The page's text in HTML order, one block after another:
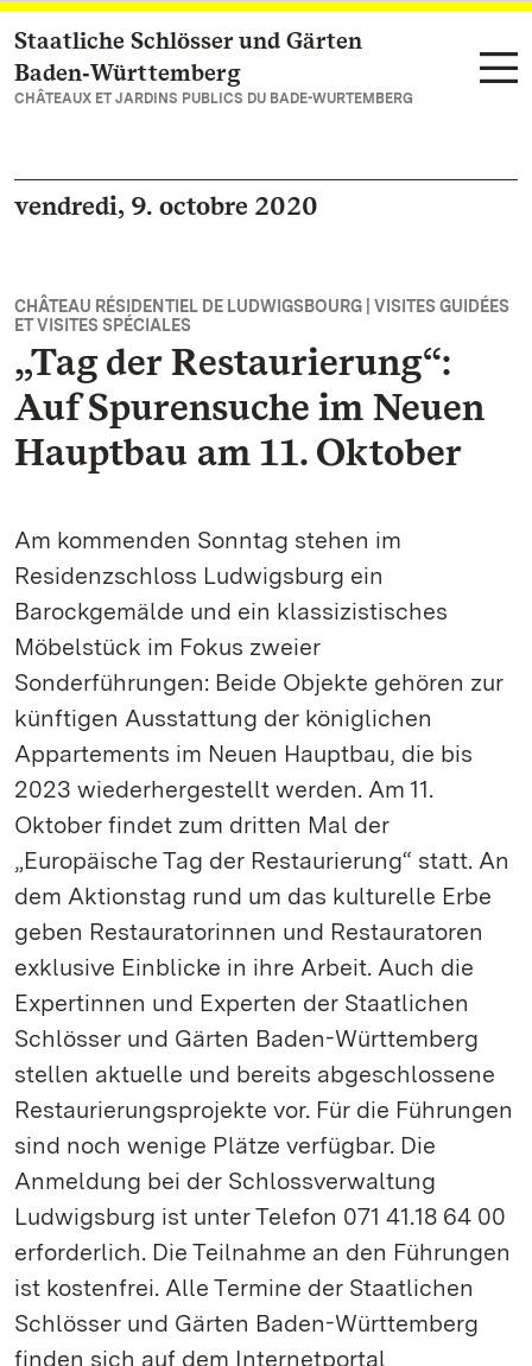
Vers la page d’accueil
Staatliche Schlösser und Gärten
Baden‑Württemberg
CHÂTEAUX ET JARDINS PUBLICS DU BADE-WURTEMBERG
vendredi, 9. octobre 2020
CHÂTEAU RÉSIDENTIEL DE LUDWIGSBOURG | VISITES GUIDÉES
ET VISITES SPÉCIALES
„Tag der Restaurierung“:
Auf Spurensuche im Neuen
Hauptbau am 11. Oktober
Am kommenden Sonntag stehen im
Residenzschloss Ludwigsburg ein
Barockgemälde und ein klassizistisches
Möbelstück im Fokus zweier
Sonderführungen: Beide Objekte gehören zur
künftigen Ausstattung der königlichen
Appartements im Neuen Hauptbau, die bis
2023 wiederhergestellt werden. Am 11.
Oktober findet zum dritten Mal der
„Europäische Tag der Restaurierung“ statt. An
dem Aktionstag rund um das kulturelle Erbe
geben Restauratorinnen und Restauratoren
exklusive Einblicke in ihre Arbeit. Auch die
Expertinnen und Experten der Staatlichen
Schlösser und Gärten Baden-Württemberg
stellen aktuelle und bereits abgeschlossene
Restaurierungsprojekte vor. Für die Führungen
sind noch wenige Plätze verfügbar. Die
Anmeldung bei der Schlossverwaltung
Ludwigsburg ist unter Telefon 071 41.18 64 00
erforderlich. Die Teilnahme an den Führungen
ist kostenfrei. Alle Termine der Staatlichen
Schlösser und Gärten Baden-Württemberg
finden sich auf dem Internetportal